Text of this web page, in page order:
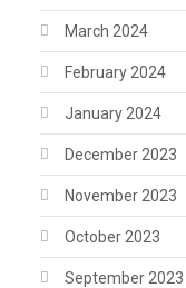
March 2024
February 2024
January 2024
December 2023
November 2023
October 2023
September 2023